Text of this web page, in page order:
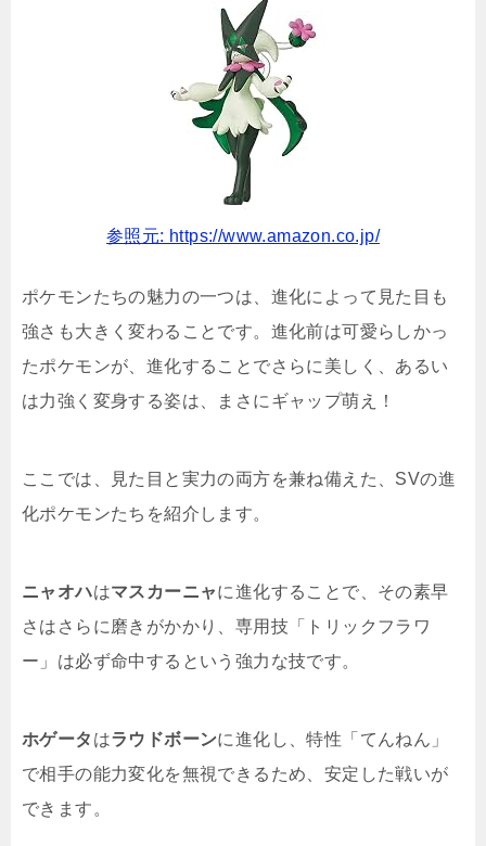
参照元: https://www.amazon.co.jp/
ポケモンたちの魅力の一つは、進化によって見た目も
強さも大きく変わることです。進化前は可愛らしかっ
たポケモンが、進化することでさらに美しく、あるい
は力強く変身する姿は、まさにギャップ萌え！
ここでは、見た目と実力の両方を兼ね備えた、SVの進
化ポケモンたちを紹介します。
ニャオハはマスカーニャに進化することで、その素早
さはさらに磨きがかかり、専用技「トリックフラワ
ー」は必ず命中するという強力な技です。
ホゲータ はラウドボーンに進化し、特性「てんねん」
で相手の能力変化を無視できるため、安定した戦いが
できます。